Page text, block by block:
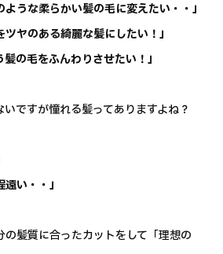
ような柔らかい髪の毛に変えたい・・」
ツヤのある綺麗な髪にしたい！」
髪の毛をふんわりさせたい！」
ですが憧れる髪ってありますよね？
い・・」
の髪質に合ったカットをして「理想の